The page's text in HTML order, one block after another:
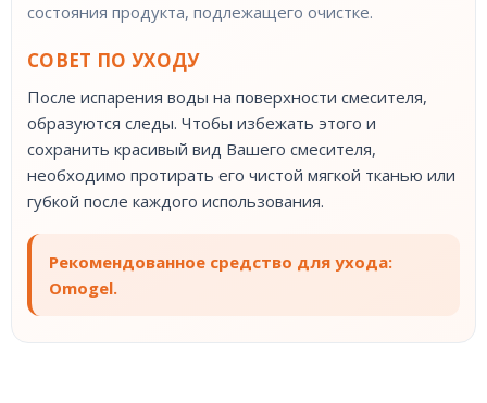
состояния продукта, подлежащего очистке.
СОВЕТ ПО УХОДУ
После испарения воды на поверхности смесителя,
образуются следы. Чтобы избежать этого и
сохранить красивый вид Вашего смесителя,
необходимо протирать его чистой мягкой тканью или
губкой после каждого использования.
Рекомендованное средство для ухода:
Omogel.